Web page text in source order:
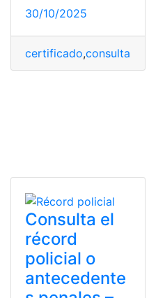
30/10/2025
certificado,consulta
Consulta el
récord
policial o
antecedente